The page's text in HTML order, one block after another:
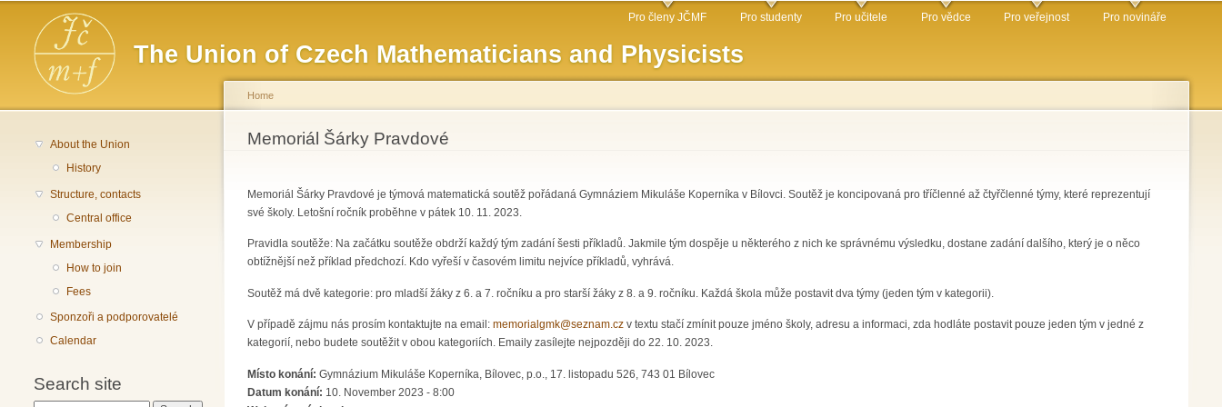
The Union of Czech Mathematicians and Physicists
Main menu Pro členy JČMF Pro studenty Pro učitele Pro vědce Pro veřejnost Pro novináře
About the Union
History
Structure, contacts
Central office
Membership
How to join
Fees
Sponzoři a podporovatelé
Calendar
Search site
You are here
Home
Memoriál Šárky Pravdové
Memoriál Šárky Pravdové je týmová matematická soutěž pořádaná Gymnáziem Mikuláše Koperníka v Bílovci. Soutěž je koncipovaná pro tříčlenné až čtyřčlenné týmy, které reprezentují
své školy. Letošní ročník proběhne v pátek 10. 11. 2023.
Pravidla soutěže: Na začátku soutěže obdrží každý tým zadání šesti příkladů. Jakmile tým dospěje u některého z nich ke správnému výsledku, dostane zadání dalšího, který je o něco
obtížnější než příklad předchozí. Kdo vyřeší v časovém limitu nejvíce příkladů, vyhrává.
Soutěž má dvě kategorie: pro mladší žáky z 6. a 7. ročníku a pro starší žáky z 8. a 9. ročníku. Každá škola může postavit dva týmy (jeden tým v kategorii).
V případě zájmu nás prosím kontaktujte na email: memorialgmk@seznam.cz v textu stačí zmínit pouze jméno školy, adresu a informaci, zda hodláte postavit pouze jeden tým v jedné z
kategorií, nebo budete soutěžit v obou kategoriích. Emaily zasílejte nejpozději do 22. 10. 2023.
Místo konání: Gymnázium Mikuláše Koperníka, Bílovec, p.o., 17. listopadu 526, 743 01 Bílovec
Datum konání: 10. November 2023 - 8:00